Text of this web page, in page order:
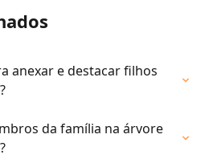
anexar e destacar filhos
da família na árvore